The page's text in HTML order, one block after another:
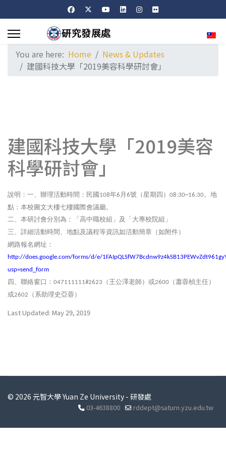
You are here: Home
News & Updates
建國科技大學「2019美容科學研討會」
建國科技大學「2019美容
科學研討會」
說明：一、辦理活動時間：民國108年6 月 6號（星期四） 08:30~16:30。地
點：本校圖文大樓七樓國際會議廳。
二、本研討會分別為：「高中職校組」及「大專校院組」
三、詳細活動時間、地點及議程等資訊如活動簡章（如附件）
網路報名網址：
http://does.google.com/forms/d/e/
usp=send_form
四、聯絡窗口： 047111111#2623 （王公澤老師）或2600
（蕭蓉楨主任）
或2602 （系助理史亞蓉）
Last Updated: May 29, 2019
© 2026 元智大學 Yuan Ze University - 研發處
03-4638800 rddept@saturn.yzu.edu.tw